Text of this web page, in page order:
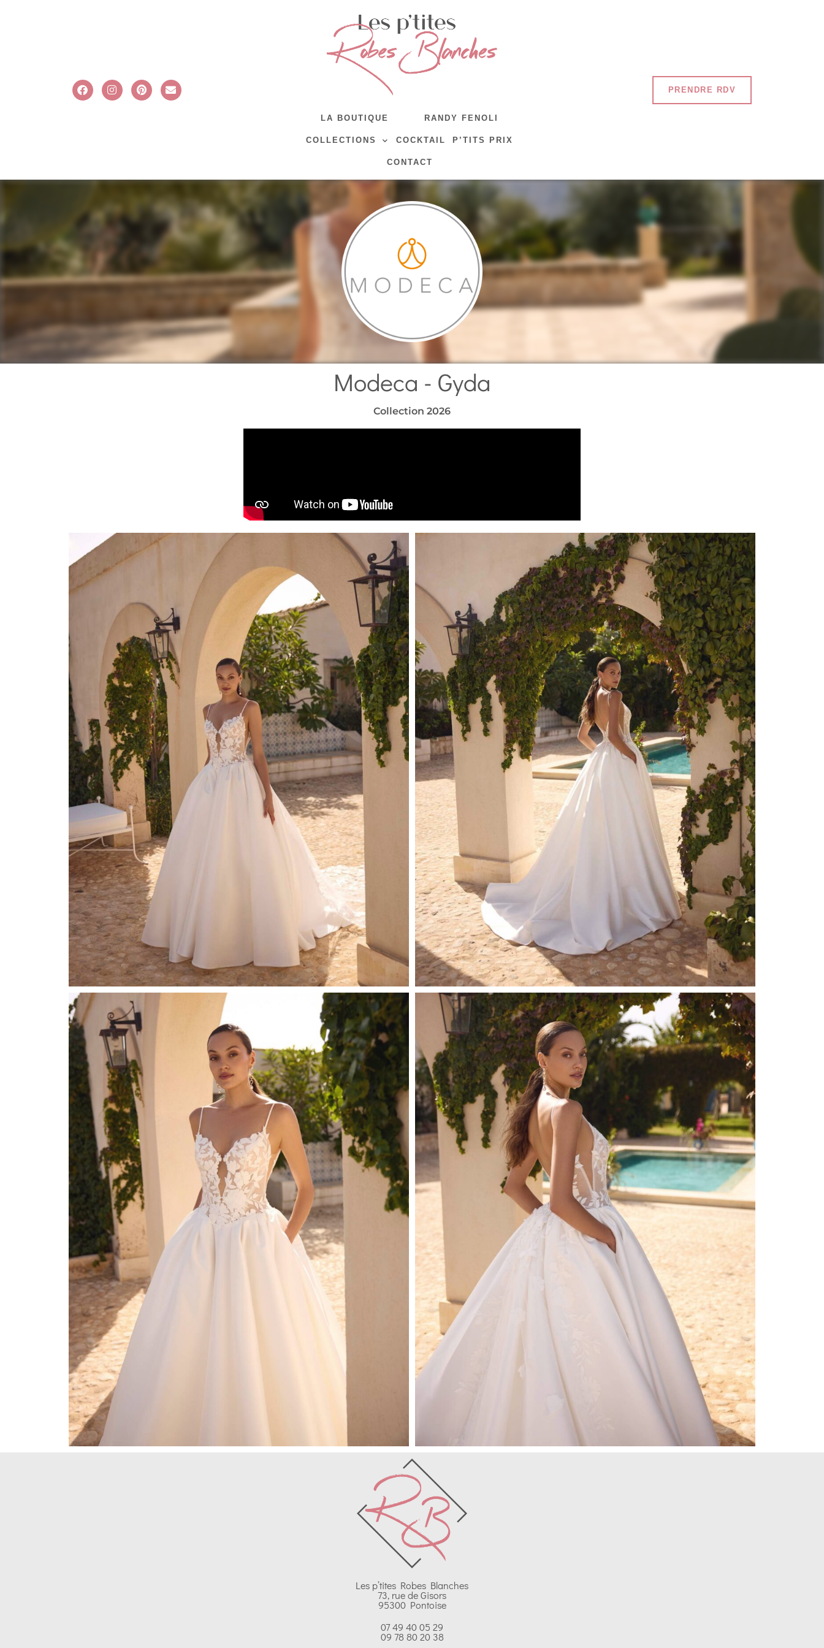
LA BOUTIQUE RANDY FENOLI
COLLECTIONS COCKTAIL P’TITS PRIX
CONTACT
PRENDRE RDV
Modeca - Gyda
Collection 2026
Les p’tites Robes Blanches
73, rue de Gisors
95300 Pontoise
07 49 40 05 29
09 78 80 20 38